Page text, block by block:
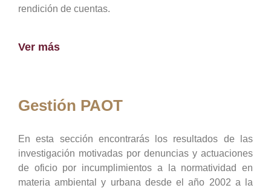
rendición de cuentas.
Ver más
Gestión PAOT
En esta sección encontrarás los resultados de las
investigación motivadas por denuncias y actuaciones
de oficio por incumplimientos a la normatividad en
materia ambiental y urbana desde el año 2002 a la